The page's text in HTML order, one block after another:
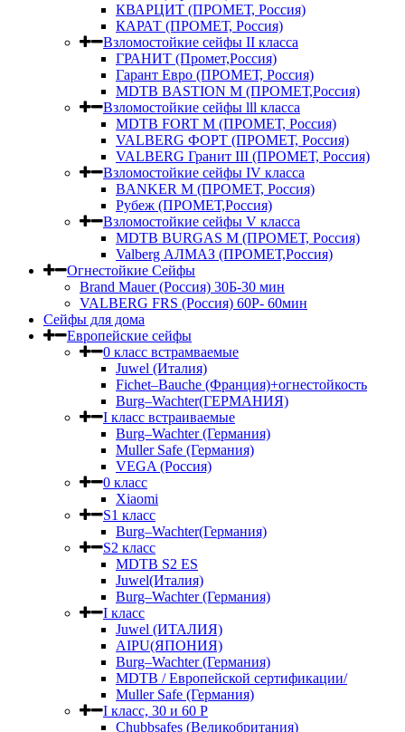
КВАРЦИТ (ПРОМЕТ, Россия)
КАРАТ (ПРОМЕТ, Россия)
Взломостойкие сейфы II класса
ГРАНИТ (Промет,Россия)
Гарант Евро (ПРОМЕТ, Россия)
MDTB BASTION M (ПРОМЕТ,Россия)
Взломостойкие сейфы lll класса
MDTB FORT M (ПРОМЕТ, Россия)
VALBERG ФОРТ (ПРОМЕТ, Россия)
VALBERG Гранит III (ПРОМЕТ, Россия)
Взломостойкие сейфы IV класса
BANKER M (ПРОМЕТ, Россия)
Рубеж (ПРОМЕТ,Россия)
Взломостойкие сейфы V класса
MDTB BURGAS M (ПРОМЕТ, Россия)
Valberg АЛМАЗ (ПРОМЕТ,Россия)
Огнестойкие Сейфы
Brand Mauer (Россия) 30Б-30 мин
VALBERG FRS (Россия) 60Р- 60мин
Сейфы для дома
Европейские сейфы
0 класс встрамваемые
Juwel (Италия)
Fichet–Bauche (Франция)+огнестойкость
Burg–Wachter(ГЕРМАНИЯ)
I класс встраиваемые
Burg–Wachter (Германия)
Muller Safe (Германия)
VEGA (Россия)
0 класс
Xiaomi
S1 класс
Burg–Wachter(Германия)
S2 класс
MDTB S2 ES
Juwel(Италия)
Burg–Wachter (Германия)
I класс
Juwel (ИТАЛИЯ)
AIPU(ЯПОНИЯ)
Burg–Wachter (Германия)
MDTB / Европейской сертификации/
Muller Safe (Германия)
I класс, 30 и 60 P
Chubbsafes (Великобритания)